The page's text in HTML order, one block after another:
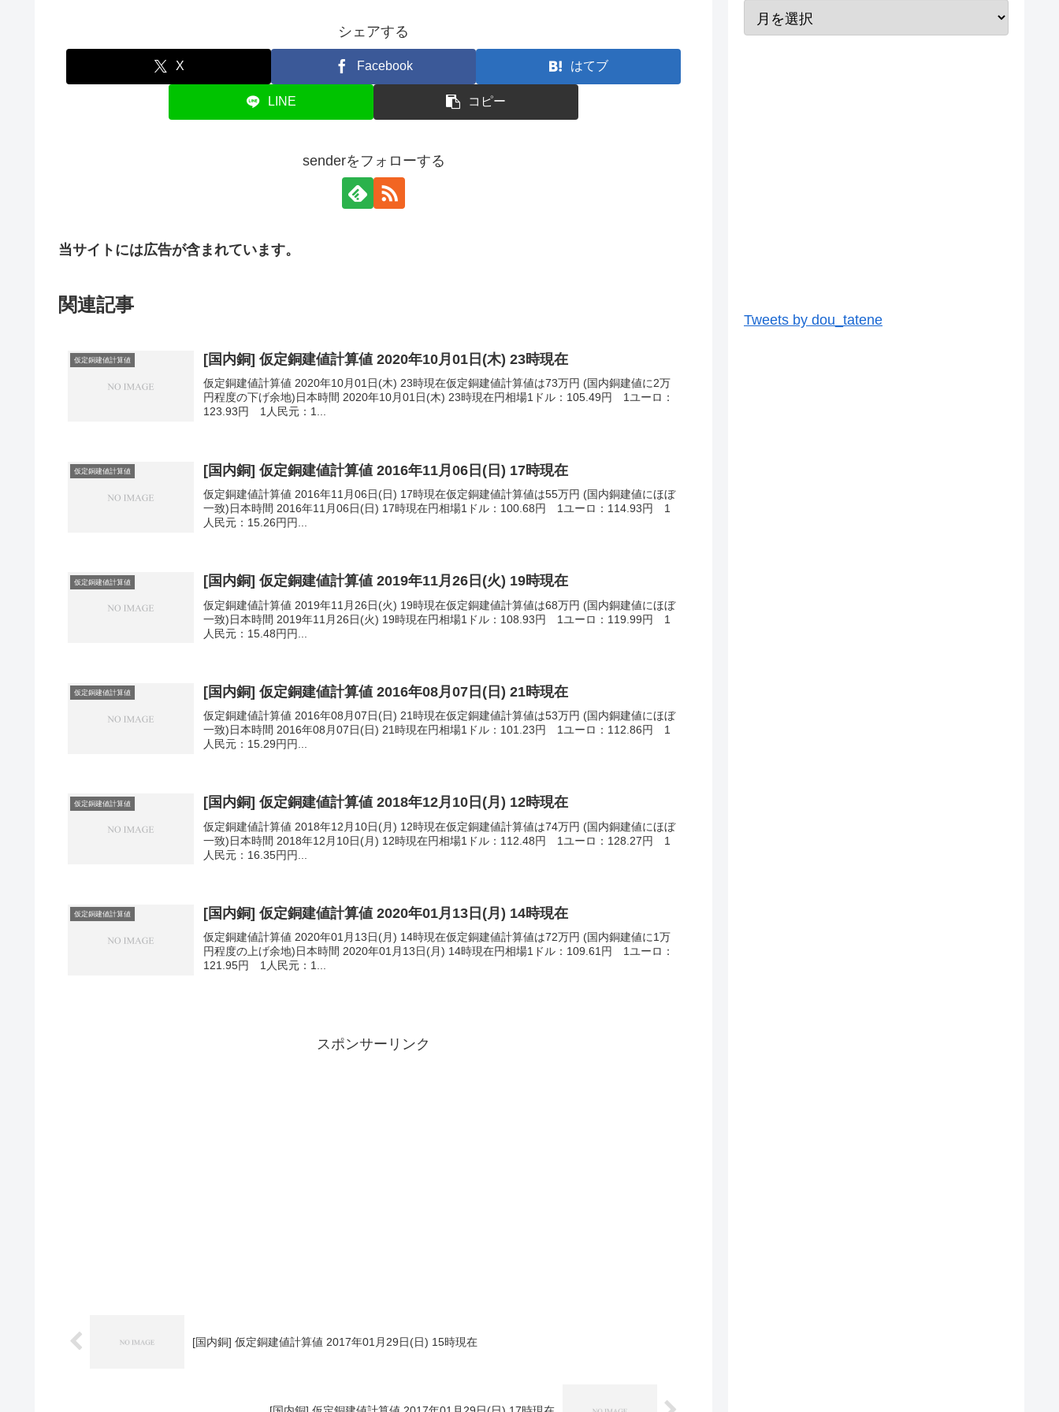
シェアする
X Facebook はてブ
LINE コピー
senderをフォローする
当サイトには広告が含まれています。
関連記事
仮定銅建値計算値 [国内銅] 仮定銅建値計算値 2020年10月01日(木) 23時現在
仮定銅建値計算値 2020年10月01日(木) 23時現在仮定銅建値計算値は73万円 (国内銅建値に2万
円程度の下げ余地)日本時間 2020年10月01日(木) 23時現在円相場1ドル：105.49円 1ユーロ：
123.93円 1人民元：1...
仮定銅建値計算値 [国内銅] 仮定銅建値計算値 2016年11月06日(日) 17時現在
仮定銅建値計算値 2016年11月06日(日) 17時現在仮定銅建値計算値は55万円 (国内銅建値にほぼ
一致)日本時間 2016年11月06日(日) 17時現在円相場1ドル：100.68円 1ユーロ：114.93円 1
人民元：15.26円円...
仮定銅建値計算値 [国内銅] 仮定銅建値計算値 2019年11月26日(火) 19時現在
仮定銅建値計算値 2019年11月26日(火) 19時現在仮定銅建値計算値は68万円 (国内銅建値にほぼ
一致)日本時間 2019年11月26日(火) 19時現在円相場1ドル：108.93円 1ユーロ：119.99円 1
人民元：15.48円円...
仮定銅建値計算値 [国内銅] 仮定銅建値計算値 2016年08月07日(日) 21時現在
仮定銅建値計算値 2016年08月07日(日) 21時現在仮定銅建値計算値は53万円 (国内銅建値にほぼ
一致)日本時間 2016年08月07日(日) 21時現在円相場1ドル：101.23円 1ユーロ：112.86円 1
人民元：15.29円円...
仮定銅建値計算値 [国内銅] 仮定銅建値計算値 2018年12月10日(月) 12時現在
仮定銅建値計算値 2018年12月10日(月) 12時現在仮定銅建値計算値は74万円 (国内銅建値にほぼ
一致)日本時間 2018年12月10日(月) 12時現在円相場1ドル：112.48円 1ユーロ：128.27円 1
人民元：16.35円円...
仮定銅建値計算値 [国内銅] 仮定銅建値計算値 2020年01月13日(月) 14時現在
仮定銅建値計算値 2020年01月13日(月) 14時現在仮定銅建値計算値は72万円 (国内銅建値に1万
円程度の上げ余地)日本時間 2020年01月13日(月) 14時現在円相場1ドル：109.61円 1ユーロ：
121.95円 1人民元：1...
スポンサーリンク
[国内銅] 仮定銅建値計算値 2017年01月29日(日) 15時現在
Tweets by dou_tatene